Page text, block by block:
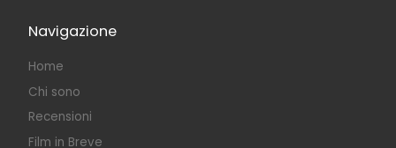
Navigazione
Home
Chi sono
Recensioni
Film in Breve